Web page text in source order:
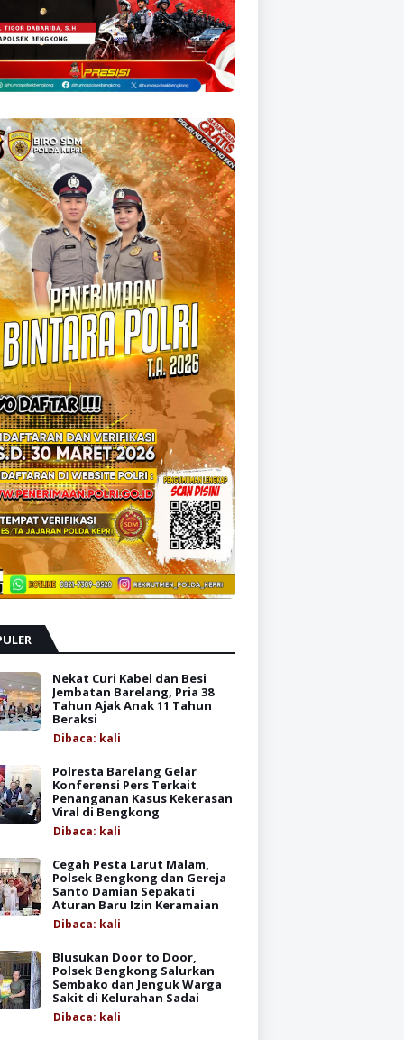
Nekat Curi Kabel dan Besi
Jembatan Barelang, Pria 38
Tahun Ajak Anak 11 Tahun
Beraksi
Dibaca: kali
Polresta Barelang Gelar
Konferensi Pers Terkait
Penanganan Kasus Kekerasan
Viral di Bengkong
Dibaca: kali
Cegah Pesta Larut Malam,
Polsek Bengkong dan Gereja
Santo Damian Sepakati
Aturan Baru Izin Keramaian
Dibaca: kali
Blusukan Door to Door,
Polsek Bengkong Salurkan
Sembako dan Jenguk Warga
Sakit di Kelurahan Sadai
Dibaca: kali